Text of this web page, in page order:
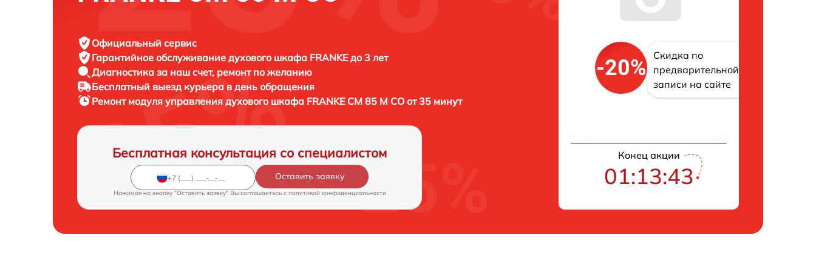
Официальный сервис
Гарантийное обслуживание духового шкафа FRANKE до 3 лет
Диагностика за наш счет, ремонт по желанию
Бесплатный выезд курьера в день обращения
Ремонт модуля управления духового шкафа FRANKE CM 85 M CO от 35 минут
Бесплатная консультация со специалистом
Оставить заявку
Нажимая на кнопку "Оставить заявку" Вы соглашаетесь c политикой конфиденциальности
-20%
Скидка по
предварительной
записи на сайте
Конец акции
01:13:42